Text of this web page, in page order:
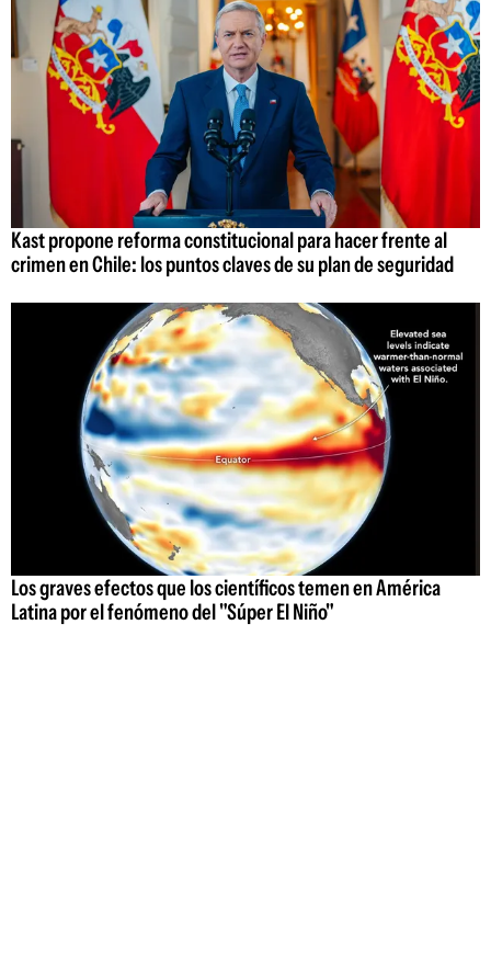
Kast propone reforma constitucional para hacer frente al
crimen en Chile: los puntos claves de su plan de seguridad
Los graves efectos que los científicos temen en América
Latina por el fenómeno del "Súper El Niño"